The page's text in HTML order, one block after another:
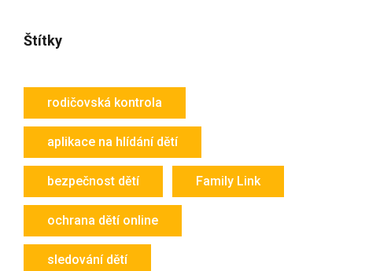
Štítky
rodičovská kontrola
aplikace na hlídání dětí
bezpečnost dětí Family Link
ochrana dětí online
sledování dětí